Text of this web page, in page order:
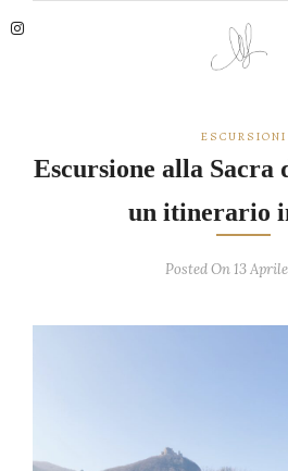
ESCURSIONI
Escursione alla Sacra
un itinerario
Posted On 13